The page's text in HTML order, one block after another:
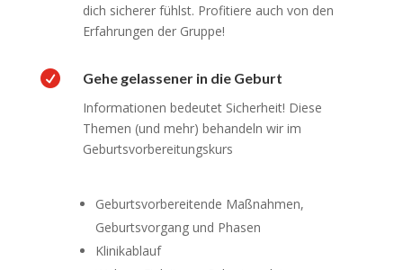
dich sicherer fühlst. Profitiere auch von den
Erfahrungen der Gruppe!

Gehe gelassener in die Geburt
Informationen bedeutet Sicherheit! Diese
Themen (und mehr) behandeln wir im
Geburtsvorbereitungskurs
Geburtsvorbereitende Maßnahmen,
Geburtsvorgang und Phasen
Klinikablauf